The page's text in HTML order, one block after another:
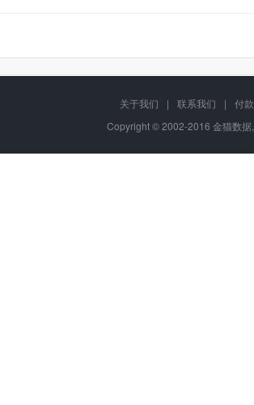
关于我们 | 联系我们 |
付
Copyright © 2002-2016 金猫数